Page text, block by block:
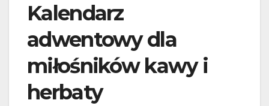
Kalendarz
adwentowy dla
miłośników kawy i
herbaty